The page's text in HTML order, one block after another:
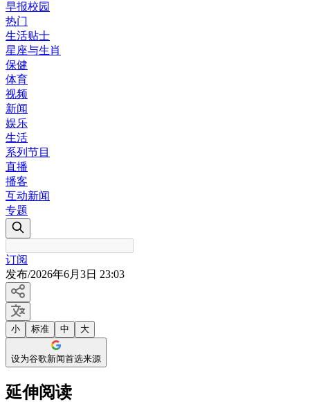
早报校园
热门
生活贴士
星座与生肖
保健
体育
视频
新闻
娱乐
生活
系列节目
直播
播客
互动新闻
专题
订阅
发布/2026年6月3日 23:03
小 标准 中 大
设为谷歌新闻首选来源
延伸阅读